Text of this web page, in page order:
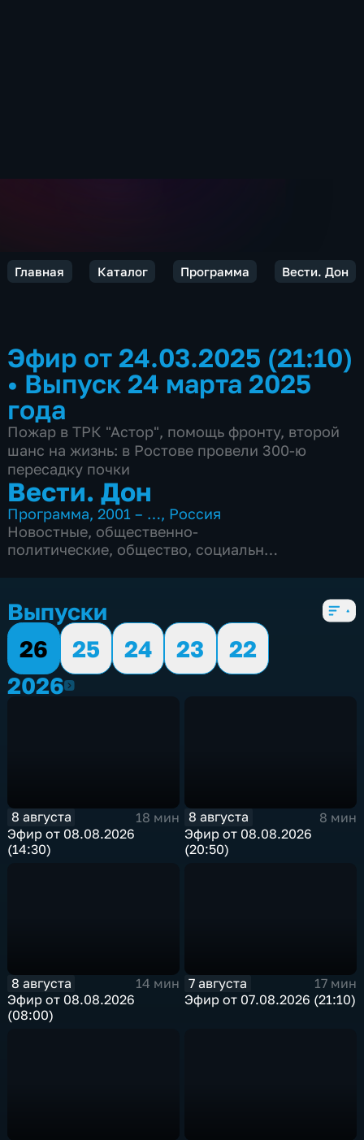
Главная Каталог Программа Вести. Дон
Эфир от 24.03.2025 (21:10)
• Выпуск 24 марта 2025
года
Пожар в ТРК "Астор", помощь фронту, второй
шанс на жизнь: в Ростове провели 300-ю
пересадку почки
Вести. Дон
Программа,2001 – …, Россия
Новостные, общественно-
политические, общество, социально-
Выпуски
26
25 24 23
22
20262026
8 августа
18 мин
Эфир от 08.08.2026
(14:30)
8 августа
8 мин
Эфир от 08.08.2026
(20:50)
8 августа
14 мин
Эфир от 08.08.2026
(08:00)
7 августа
17 мин
Эфир от 07.08.2026 (21:10)